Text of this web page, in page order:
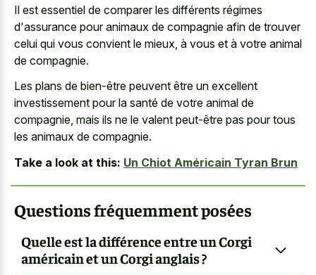
Il est essentiel de comparer les différents régimes
d'assurance pour animaux de compagnie afin de trouver
celui qui vous convient le mieux, à vous et à votre animal
de compagnie.
Les plans de bien-être peuvent être un excellent
investissement pour la santé de votre animal de
compagnie, mais ils ne le valent peut-être pas pour tous
les animaux de compagnie.
Take a look at this: Un Chiot Américain Tyran Brun
Questions fréquemment posées
Quelle est la différence entre un Corgi
américain et un Corgi anglais ?